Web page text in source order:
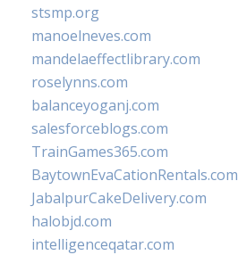
stsmp.org
manoelneves.com
mandelaeffectlibrary.com
roselynns.com
balanceyoganj.com
salesforceblogs.com
TrainGames365.com
BaytownEvaCationRentals.com
JabalpurCakeDelivery.com
halobjd.com
intelligenceqatar.com